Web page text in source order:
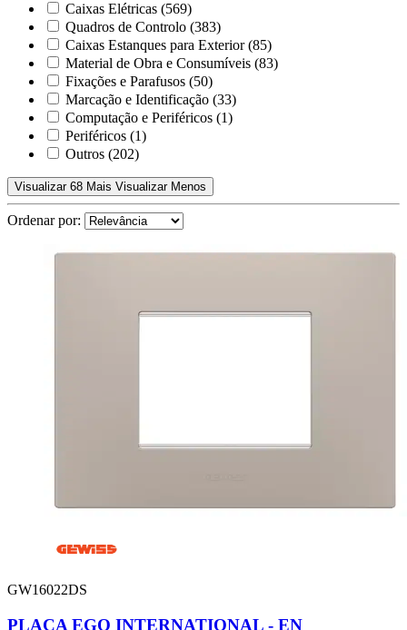
Caixas Elétricas (569)
Quadros de Controlo (383)
Caixas Estanques para Exterior (85)
Material de Obra e Consumíveis (83)
Fixações e Parafusos (50)
Marcação e Identificação (33)
Computação e Periféricos (1)
Periféricos (1)
Outros (202)
Visualizar 68 Mais Visualizar Menos
Ordenar por:
GW16022DS
PLACA EGO INTERNATIONAL - EN